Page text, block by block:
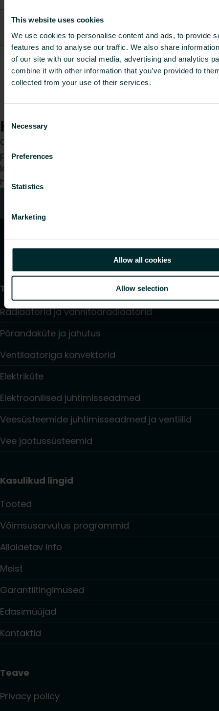
This website uses cookies
We use cookies to personalise content and ads, to provide
features and to analyse our traffic. We also share
of our site with our social media, advertising and analytics
combine it with other information that you’ve provided to
collected from your use of their services.
Selection
Necessary
Preferences
Statistics
Marketing
Allow all cookies
Allow selection
Cabinet
(507x835)
FFFACDS5009800N0
Cabinet
Door 5
(507x985)
985 20 4.51
Kuidas saame teid aidata?
Olenemata sellest, kas olete spetsialist,
paigaldaja, arhitekt, planeerija, hulgimüüja või
lõppkasutaja, valige kategooria ja me vastame
hea meelega teie päringule.
Tooted
Radiaatorid ja vannitoaradiaatorid
Põrandaküte ja jahutus
Ventilaatoriga konvektorid
Elektriküte
Elektroonilised juhtimisseadmed
Veesüsteemide juhtimisseadmed ja ventiilid
Vee jaotussüsteemid
Kasulikud lingid
Tooted
Võimsusarvutus programmid
Allalaetav info
Meist
Garantiitingimused
Edasimüüjad
Kontaktid
Teave
Privacy policy